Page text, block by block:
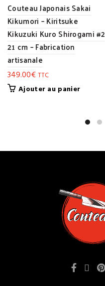
Couteau Japonais Sakai
Kikumori – Kiritsuke
Kikuzuki Kuro Shirogami #2
21 cm – Fabrication
artisanale
349.00€TTC
Ajouter au panier